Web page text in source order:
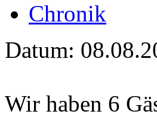
Chronik
Datum:
Wir haben 6